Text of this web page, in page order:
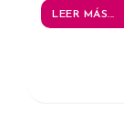
LEER MÁS...